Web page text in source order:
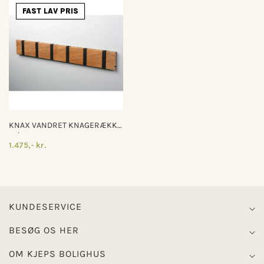
FAST LAV PRIS
KNAX VANDRET KNAGERÆKKE
M/6 KNAGER
1.475,- kr.
KUNDESERVICE
BESØG OS HER
OM KJEPS BOLIGHUS